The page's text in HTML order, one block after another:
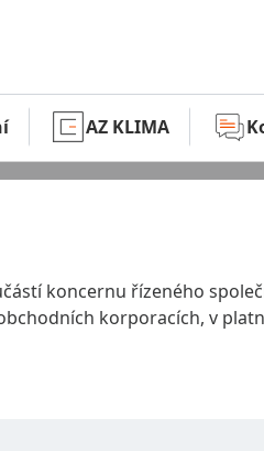
AZ KLIMA
Technologie
koncernu řízeného
korporacích, v